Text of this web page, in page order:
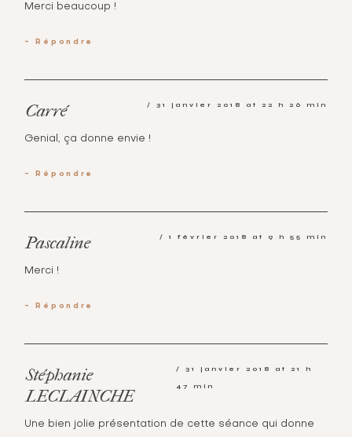
Merci beaucoup !
Répondre
Carré 31 janvier 2018 at 22 h 26 min
Genial, ça donne envie !
Répondre
Pascaline 1 février 2018 at 9 h 55 min
Merci !
Répondre
Stéphanie
LECLAINCHE
31 janvier 2018 at 21 h
47 min
Une bien jolie présentation de cette séance qui donne